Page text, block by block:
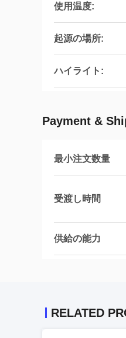
使用温度:
起源の場所:
ハイライト:
Payment &
最小注文数量
受渡し時間
供給の能力
RELATED